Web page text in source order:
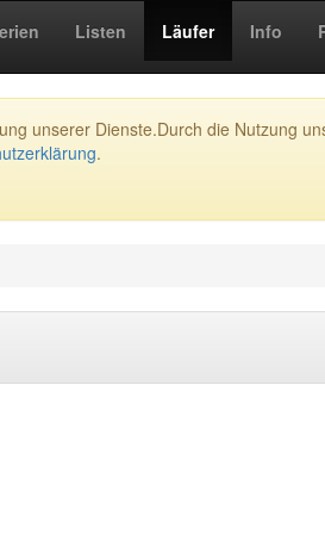
Listen Läufer Info
unserer Dienste.Durch die Nutzung
.